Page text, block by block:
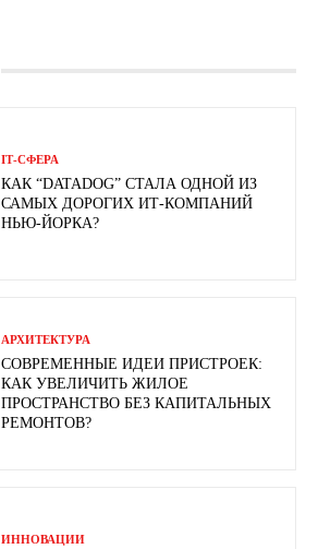
ІТ-СФЕРА
КАК “DATADOG” СТАЛА ОДНОЙ ИЗ
САМЫХ ДОРОГИХ ИТ-КОМПАНИЙ
НЬЮ-ЙОРКА?
АРХИТЕКТУРА
СОВРЕМЕННЫЕ ИДЕИ ПРИСТРОЕК:
КАК УВЕЛИЧИТЬ ЖИЛОЕ
ПРОСТРАНСТВО БЕЗ КАПИТАЛЬНЫХ
РЕМОНТОВ?
ИННОВАЦИИ